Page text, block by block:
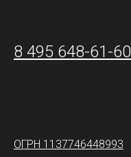
8 495 648-61-60
ОГРН 1137746448993